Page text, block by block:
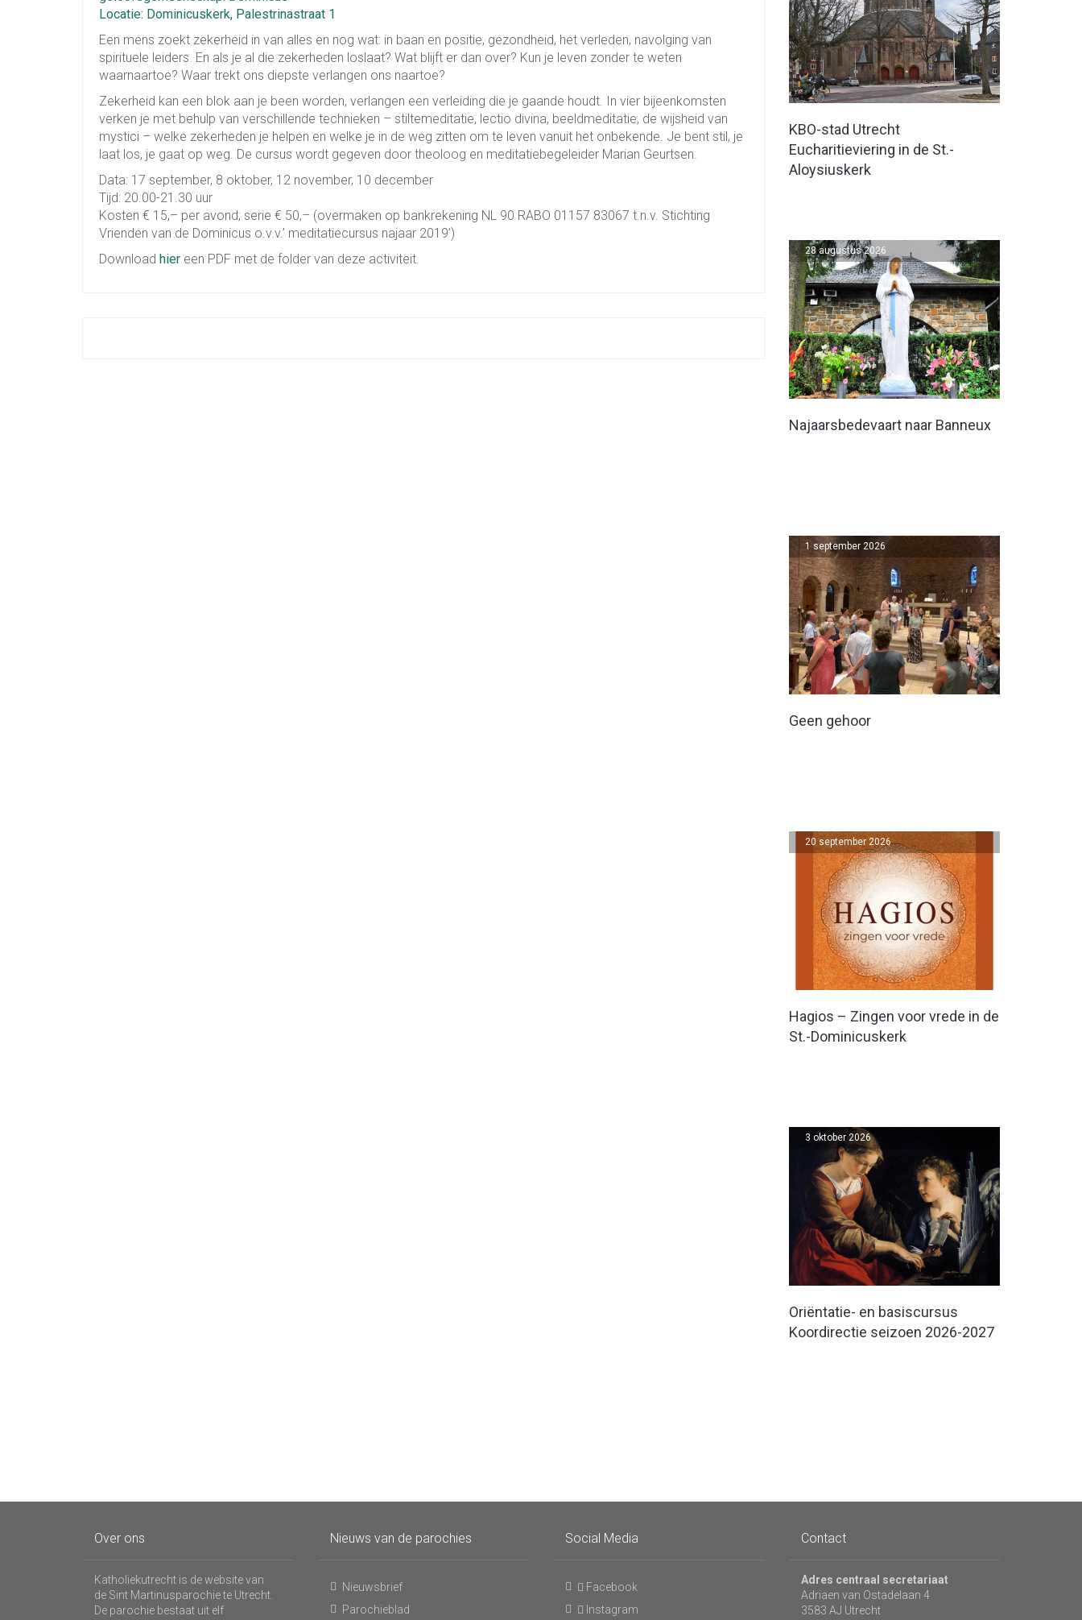
Locatie: Dominicuskerk, Palestrinastraat 1
Een mens zoekt zekerheid in van alles en nog wat: in baan en positie, gezondheid, het verleden, navolging van
spirituele leiders. En als je al die zekerheden loslaat? Wat blijft er dan over? Kun je leven zonder te weten
waarnaartoe? Waar trekt ons diepste verlangen ons naartoe?
Zekerheid kan een blok aan je been worden, verlangen een verleiding die je gaande houdt. In vier bijeenkomsten
verken je met behulp van verschillende technieken – stiltemeditatie, lectio divina, beeldmeditatie, de wijsheid van
mystici – welke zekerheden je helpen en welke je in de weg zitten om te leven vanuit het onbekende. Je bent stil, je
laat los, je gaat op weg. De cursus wordt gegeven door theoloog en meditatiebegeleider Marian Geurtsen.
Data: 17 september, 8 oktober, 12 november, 10 december
Tijd: 20.00-21.30 uur
Kosten € 15,– per avond; serie € 50,– (overmaken op bankrekening NL 90 RABO 01157 83067 t.n.v. Stichting
Vrienden van de Dominicus o.v.v.’ meditatiecursus najaar 2019’)
Download hier een PDF met de folder van deze activiteit.
KBO-stad Utrecht
Eucharitieviering in de St.-
Aloysiuskerk
Najaarsbedevaart naar Banneux
28 augustus 2026
Geen gehoor
1 september 2026
Hagios – Zingen voor vrede in de
St.-Dominicuskerk
20 september 2026
Oriëntatie- en basiscursus
Koordirectie seizoen 2026-2027
3 oktober 2026
Over ons
Katholiekutrecht is de website van
de Sint Martinusparochie te Utrecht.
De parochie bestaat uit elf
Nieuws van de parochies
Nieuwsbrief
Parochieblad
Social Media
Facebook
Instagram
Contact
Adres centraal secretariaat
Adriaen van Ostadelaan 4
3583 AJ Utrecht